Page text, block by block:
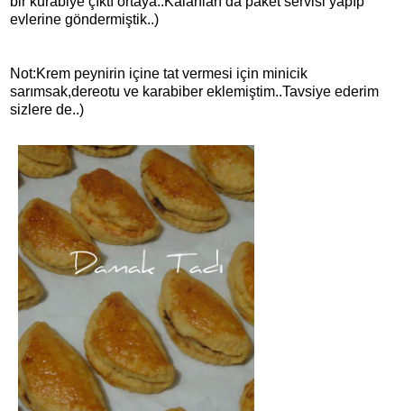
evlerine göndermiştik..)
Not:Krem peynirin içine tat vermesi için minicik
sarımsak,dereotu ve karabiber eklemiştim..Tavsiye ederim
sizlere de..)